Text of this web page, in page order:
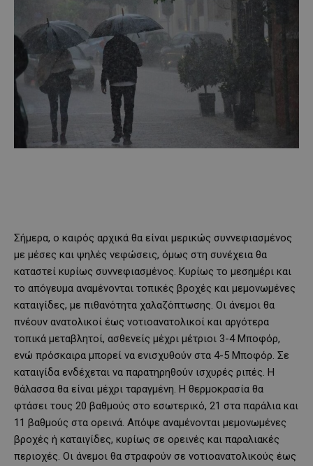
Σήμερα, ο καιρός αρχικά θα είναι μερικώς συννεφιασμένος
με μέσες και ψηλές νεφώσεις, όμως στη συνέχεια θα
καταστεί κυρίως συννεφιασμένος. Κυρίως το μεσημέρι και
το απόγευμα αναμένονται τοπικές βροχές και μεμονωμένες
καταιγίδες, με πιθανότητα χαλαζόπτωσης. Οι άνεμοι θα
πνέουν ανατολικοί έως νοτιοανατολικοί και αργότερα
τοπικά μεταβλητοί, ασθενείς μέχρι μέτριοι 3-4 Μποφόρ,
ενώ πρόσκαιρα μπορεί να ενισχυθούν στα 4-5 Μποφόρ. Σε
καταιγίδα ενδέχεται να παρατηρηθούν ισχυρές ριπές. Η
θάλασσα θα είναι μέχρι ταραγμένη. Η θερμοκρασία θα
φτάσει τους 20 βαθμούς στο εσωτερικό, 21 στα παράλια και
11 βαθμούς στα ορεινά. Απόψε αναμένονται μεμονωμένες
βροχές ή καταιγίδες, κυρίως σε ορεινές και παραλιακές
περιοχές. Οι άνεμοι θα στραφούν σε νοτιοανατολικούς έως